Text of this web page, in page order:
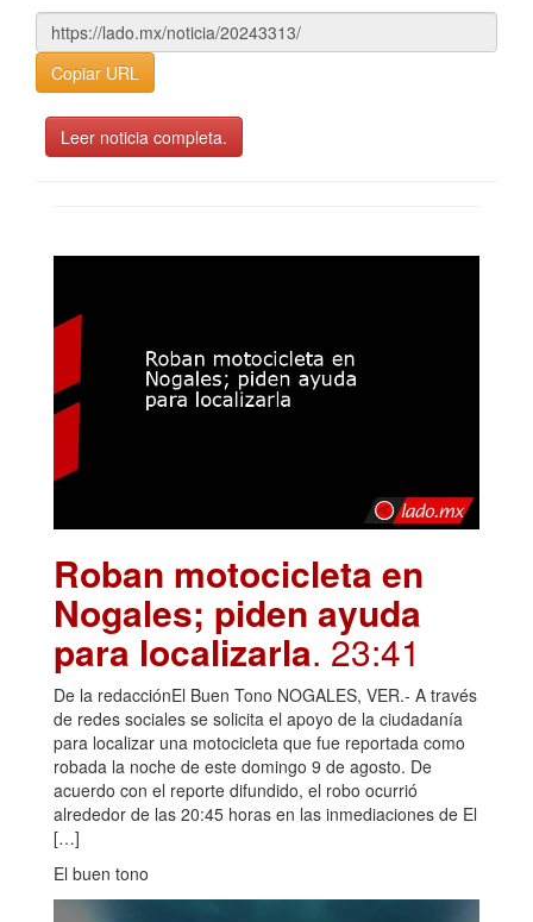
Copiar URL
Leer noticia completa.
Roban motocicleta en
Nogales; piden ayuda
para localizarla. 23:41
De la redacciónEl Buen Tono NOGALES, VER.- A través
de redes sociales se solicita el apoyo de la ciudadanía
para localizar una motocicleta que fue reportada como
robada la noche de este domingo 9 de agosto. De
acuerdo con el reporte difundido, el robo ocurrió
alrededor de las 20:45 horas en las inmediaciones de El
[…]
El buen tono